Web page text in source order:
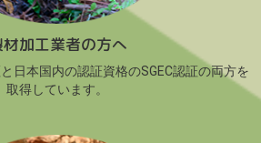
材加工業者の方へ
日本国内の認証資格のSGEC認証の両方を
取得しています。